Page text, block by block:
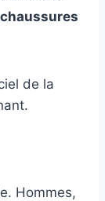
chaussures
de la
Hommes,